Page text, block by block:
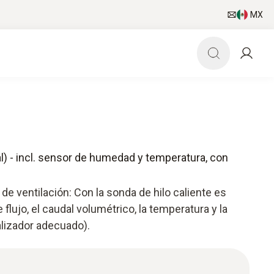
MX
- incl. sensor de humedad y temperatura, con
ventilación: Con la sonda de hilo caliente es
el caudal volumétrico, la temperatura y la
adecuado).